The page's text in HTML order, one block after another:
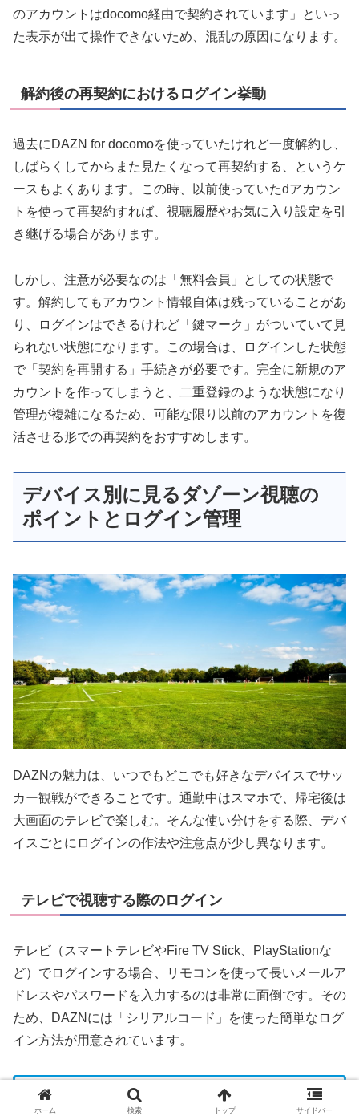
のアカウントはdocomo経由で契約されています」といっ
た表示が出て操作できないため、混乱の原因になります。
解約後の再契約におけるログイン挙動
過去にDAZN for docomoを使っていたけれど一度解約し、
しばらくしてからまた見たくなって再契約する、というケ
ースもよくあります。この時、以前使っていたdアカウン
トを使って再契約すれば、視聴履歴やお気に入り設定を引
き継げる場合があります。
しかし、注意が必要なのは「無料会員」としての状態で
す。解約してもアカウント情報自体は残っていることがあ
り、ログインはできるけれど「鍵マーク」がついていて見
られない状態になります。この場合は、ログインした状態
で「契約を再開する」手続きが必要です。完全に新規のア
カウントを作ってしまうと、二重登録のような状態になり
管理が複雑になるため、可能な限り以前のアカウントを復
活させる形での再契約をおすすめします。
デバイス別に見るダゾーン視聴の
ポイントとログイン管理
DAZNの魅力は、いつでもどこでも好きなデバイスでサッ
カー観戦ができることです。通勤中はスマホで、帰宅後は
大画面のテレビで楽しむ。そんな使い分けをする際、デバ
イスごとにログインの作法や注意点が少し異なります。
テレビで視聴する際のログイン
テレビ（スマートテレビやFire TV Stick、PlayStationな
ど）でログインする場合、リモコンを使って長いメールア
ドレスやパスワードを入力するのは非常に面倒です。その
ため、DAZNには「シリアルコード」を使った簡単なログ
イン方法が用意されています。
【テレビでのログイン手順】
ホーム 検索 トップ サイドバー